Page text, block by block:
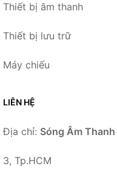
Thiết bị âm thanh
Thiết bị lưu trữ
Máy chiếu
LIÊN HỆ
Địa chỉ: Sóng Âm Thanh
3, Tp.HCM